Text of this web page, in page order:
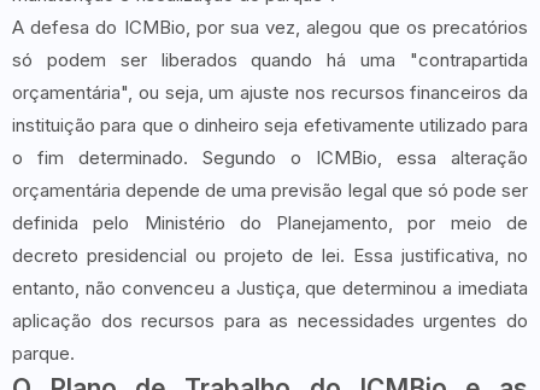
A defesa do ICMBio, por sua vez, alegou que os precatórios
só podem ser liberados quando há uma "contrapartida
orçamentária", ou seja, um ajuste nos recursos financeiros da
instituição para que o dinheiro seja efetivamente utilizado para
o fim determinado. Segundo o ICMBio, essa alteração
orçamentária depende de uma previsão legal que só pode ser
definida pelo Ministério do Planejamento, por meio de
decreto presidencial ou projeto de lei. Essa justificativa, no
entanto, não convenceu a Justiça, que determinou a imediata
aplicação dos recursos para as necessidades urgentes do
parque.